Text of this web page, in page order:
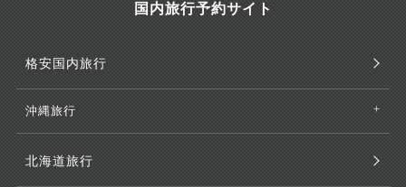
国内旅行予約サイト
格安国内旅行
沖縄旅行
北海道旅行